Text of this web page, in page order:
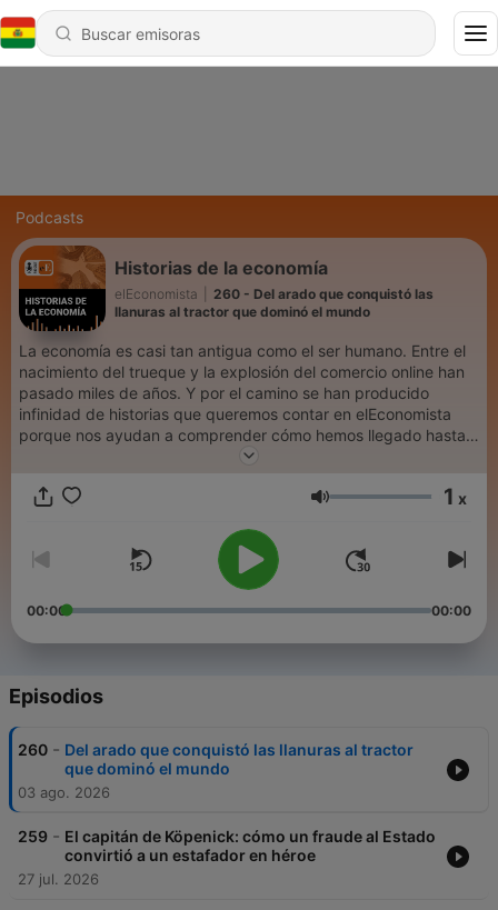
Podcasts
Historias de la economía
elEconomista
260 - Del arado que conquistó las
llanuras al tractor que dominó el mundo
La economía es casi tan antigua como el ser humano. Entre el
nacimiento del trueque y la explosión del comercio online han
pasado miles de años. Y por el camino se han producido
infinidad de historias que queremos contar en elEconomista
porque nos ayudan a comprender cómo hemos llegado hasta
Volumen 1 x
00:00 00:00
Episodios
260 - Del arado que conquistó las llanuras al tractor
que dominó el mundo
03 ago. 2026
259 - El capitán de Köpenick: cómo un fraude al Estado
convirtió a un estafador en héroe
27 jul. 2026